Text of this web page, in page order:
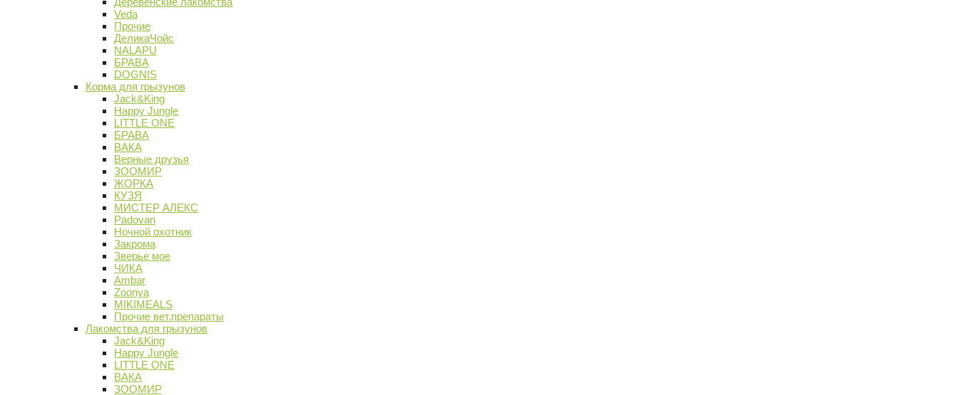
Veda
Прочие
ДеликаЧойс
NALAPU
БРАВА
DOGNIS
Корма для грызунов
Jack&King
Happy Jungle
LITTLE ONE
БРАВА
ВАКА
Верные друзья
ЗООМИР
ЖОРКА
КУЗЯ
МИСТЕР АЛЕКС
Padovan
Ночной охотник
Закрома
Зверье мое
ЧИКА
Ambar
Zoonya
MIKIMEALS
Прочие вет.препараты
Лакомства для грызунов
Jack&King
Happy Jungle
LITTLE ONE
ВАКА
ЗООМИР